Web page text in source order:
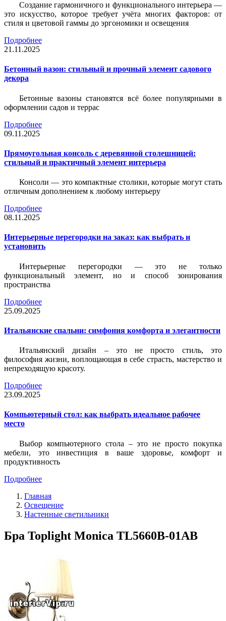
Создание гармоничного и функционального интерьера —
это искусство, которое требует учёта многих факторов: от
стиля и цветовой гаммы до эргономики и освещения
Подробнее
21.11.2025
Бетонный вазон: стильный и прочный элемент садового
декора
Бетонные вазоны становятся всё более популярными в
оформлении садов и террас
Подробнее
09.11.2025
Прямоугольная консоль с деревянной столешницей:
стильный и практичный элемент интерьера
Консоли — это компактные столики, которые могут стать
отличным дополнением к любому интерьеру
Подробнее
08.11.2025
Интерьерные перегородки на заказ: как выбрать и
установить
Интерьерные перегородки — это не только
функциональный элемент, но и способ зонирования
пространства
Подробнее
25.09.2025
Итальянские спальни: симфония комфорта и элегантности
Итальянский дизайн – это не просто стиль, это
философия жизни, воплощающая в себе страсть, мастерство и
непреходящую красоту.
Подробнее
23.09.2025
Компьютерный стол: как выбрать идеальное рабочее
место
Выбор компьютерного стола – это не просто покупка
мебели, это инвестиция в ваше здоровье, комфорт и
продуктивность
Подробнее
Главная
Освещение
Настенные светильники
Бра Toplight Monica TL5660B-01AB